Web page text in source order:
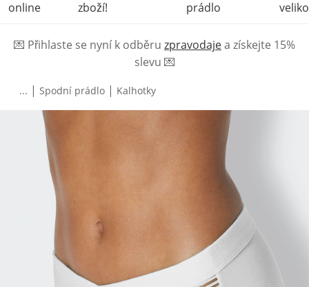
online
zboží!
prádlo
💌 Přihlaste se nyní k odběru zpravodajea získejte 15%
slevu 💌
... | Spodní prádlo | Kalhotky